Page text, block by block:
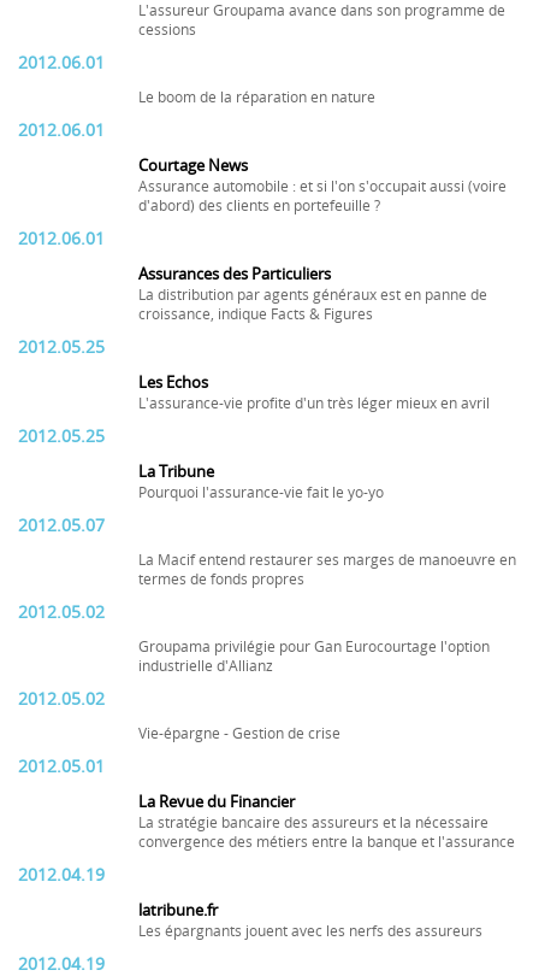
L'assureur Groupama avance dans son programme de
cessions
2012.06.01
Le boom de la réparation en nature
2012.06.01
Courtage News
Assurance automobile : et si l'on s'occupait aussi (voire
d'abord) des clients en portefeuille ?
2012.06.01
Assurances des Particuliers
La distribution par agents généraux est en panne de
croissance, indique Facts & Figures
2012.05.25
Les Echos
L'assurance-vie profite d'un très léger mieux en avril
2012.05.25
La Tribune
Pourquoi l'assurance-vie fait le yo-yo
2012.05.07
La Macif entend restaurer ses marges de manoeuvre en
termes de fonds propres
2012.05.02
Groupama privilégie pour Gan Eurocourtage l'option
industrielle d'Allianz
2012.05.02
Vie-épargne - Gestion de crise
2012.05.01
La Revue du Financier
La stratégie bancaire des assureurs et la nécessaire
convergence des métiers entre la banque et l'assurance
2012.04.19
latribune.fr
Les épargnants jouent avec les nerfs des assureurs
2012.04.19